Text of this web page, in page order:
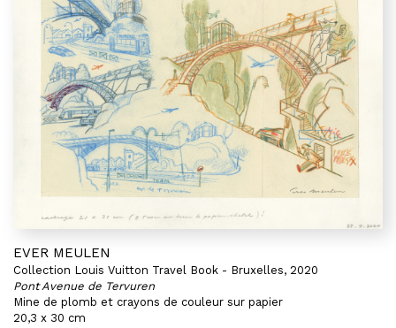
EVER MEULEN
Collection Louis Vuitton Travel Book - Bruxelles, 2020
Pont Avenue de Tervuren
Mine de plomb et crayons de couleur sur papier
20,3 x 30 cm